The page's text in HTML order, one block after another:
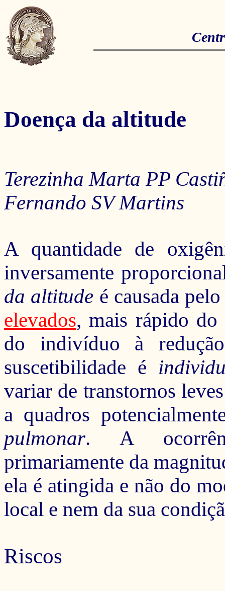
Doença da altitude
Terezinha Marta PP
Fernando SV Martins
A quantidade de
inversamente
da altitude é causada pelo
elevados,mais rápido do
do indivíduo à
suscetibilidade é
variar de transtornos
a quadros
pulmonar. A
primariamente da
ela é atingida e não do
local e nem da sua
Riscos